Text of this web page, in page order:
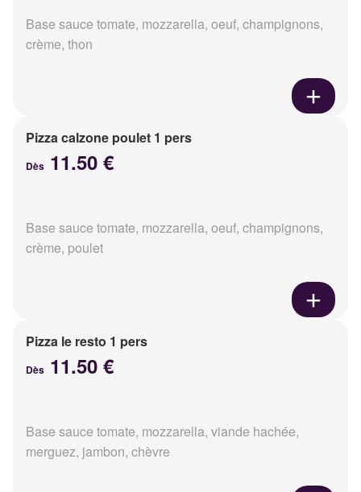
Base sauce tomate, mozzarella, oeuf, champignons,
crème, thon
Pizza calzone poulet 1 pers
Dès 11.50 €
Base sauce tomate, mozzarella, oeuf, champignons,
crème, poulet
Pizza le resto 1 pers
Dès 11.50 €
Base sauce tomate, mozzarella, viande hachée,
merguez, jambon, chèvre